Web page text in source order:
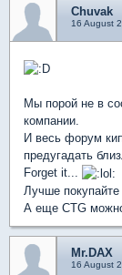
Chuvak
16 August
Мы порой не в
компании.
И весь форум
предугадать
Forget it...
Лучше
А еще CTG
Mr.DAX
16 August